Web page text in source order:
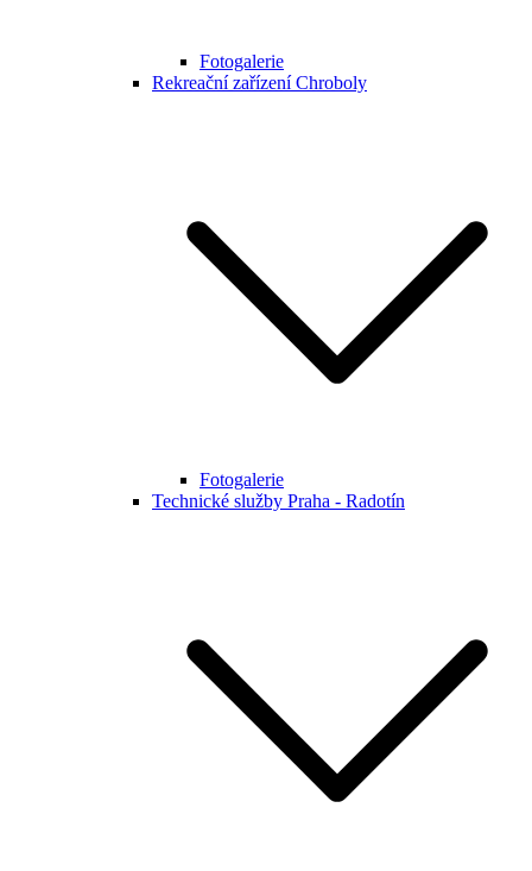
Fotogalerie
Rekreační zařízení Chroboly
Fotogalerie
Technické služby Praha - Radotín